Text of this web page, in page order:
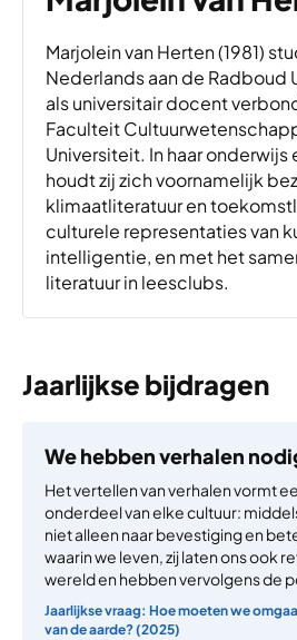
Marjolein van Herten (1981)
Nederlands aan de Radboud
als universitair docent
Faculteit
Universiteit. In haar onderwijs
houdt zij zich voornamelijk
klimaatliteratuur en
culturele representaties van
intelligentie, en met het
literatuur in leesclubs.
Jaarlijkse bijdragen
We hebben verhalen
Het vertellen van verhalen vormt
onderdeel van elke cultuur:
niet alleen naar bevestiging en
waarin we leven, zij laten ons ook
wereld en hebben vervolgens de
Jaarlijkse vraag: Hoe moeten we
van de aarde? (2025)